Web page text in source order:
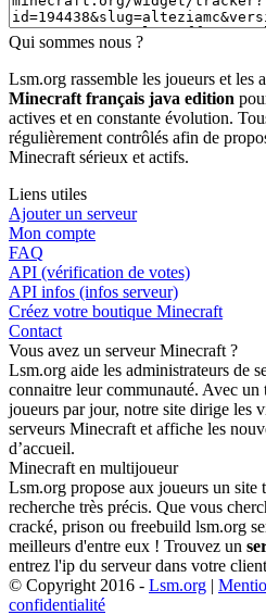
Qui sommes nous ?
Lsm.org rassemble les joueurs et les
Minecraft français java edition
actives et en constante évolution.
régulièrement contrôlés afin de
Minecraft sérieux et actifs.
Liens utiles
Ajouter un serveur
Mon compte
FAQ
API (vérification de votes)
API infos (infos serveur)
Créez votre boutique Minecraft
Contact
Vous avez un serveur Minecraft ?
Lsm.org aide les administrateurs de
connaitre leur communauté. Avec
joueurs par jour, notre site dirige les
serveurs Minecraft et affiche les
d’accueil.
Minecraft en multijoueur
Lsm.org propose aux joueurs un site
recherche très précis. Que vous
cracké, prison ou freebuild lsm.org
meilleurs d'entre eux ! Trouvez un
entrez l'ip du serveur dans votre
© Copyright 2016 - Lsm.org |
confidentialité